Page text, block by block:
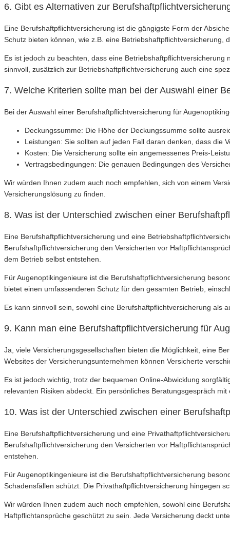
6. Gibt es Alternativen zur
Eine Berufshaftpflichtversicherung ist die gängigste Form der
Schutz bieten können, wie z.B. eine Betriebshaftpflichtversicherung,
Es ist jedoch zu beachten, dass eine
sinnvoll, zusätzlich zur Betriebshaftpflichtversicherung auch eine
7. Welche Kriterien sollte man bei der Auswahl einer
Bei der Auswahl einer Berufshaftpflichtversicherung für
Deckungssumme: Die Höhe der Deckungssumme sollte
Leistungen: Sie sollten auf jeden Fall daran denken, dass die
Kosten: Die Versicherung sollte ein angemessenes Preis-
Vertragsbedingungen: Die genauen Bedingungen des
Wir würden Ihnen zudem auch noch empfehlen, sich von einem
Versicherungslösung zu finden.
8. Was ist der Unterschied zwischen einer
Eine Berufshaftpflichtversicherung und eine
Berufshaftpflichtversicherung den Versicherten vor
dem Betrieb selbst entstehen.
Für Augenoptikingenieure ist die Berufshaftpflichtversicherung
bietet einen umfassenderen Schutz für den gesamten Betrieb,
Es kann sinnvoll sein, sowohl eine Berufshaftpflichtversicherung als
9. Kann man eine Berufshaftpflichtversicherung für
Ja, viele Versicherungsgesellschaften bieten die Möglichkeit, eine
Websites der Versicherungsunternehmen können Versicherte
Es ist jedoch wichtig, trotz der bequemen Online-Abwicklung
relevanten Risiken abdeckt. Ein persönliches Beratungsgespräch
10. Was ist der Unterschied zwischen einer
Eine Berufshaftpflichtversicherung und eine
Berufshaftpflichtversicherung den Versicherten vor
entstehen.
Für Augenoptikingenieure ist die Berufshaftpflichtversicherung
Schadensfällen schützt. Die Privathaftpflichtversicherung hingegen
Wir würden Ihnen zudem auch noch empfehlen, sowohl eine
Haftpflichtansprüche geschützt zu sein. Jede Versicherung deckt